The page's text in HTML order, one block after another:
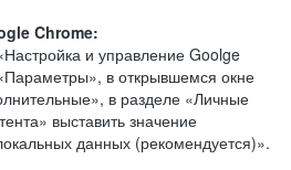
Chrome:
и управление Goolge
в открывшемся окне
в разделе «Личные
выставить значение
данных (рекомендуется)».